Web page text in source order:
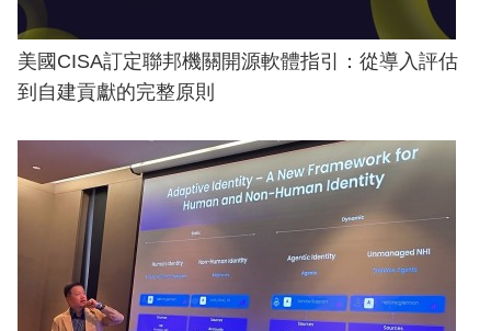
美國CISA訂定聯邦機關開源軟體指引：從導入評估
到自建貢獻的完整原則